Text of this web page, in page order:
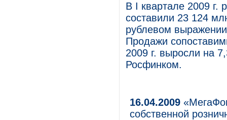
В I квартале 2009 г.
составили 23 124
рублевом
Продажи
2009 г. выросли на
Росфинком.
16.04.2009
собственной